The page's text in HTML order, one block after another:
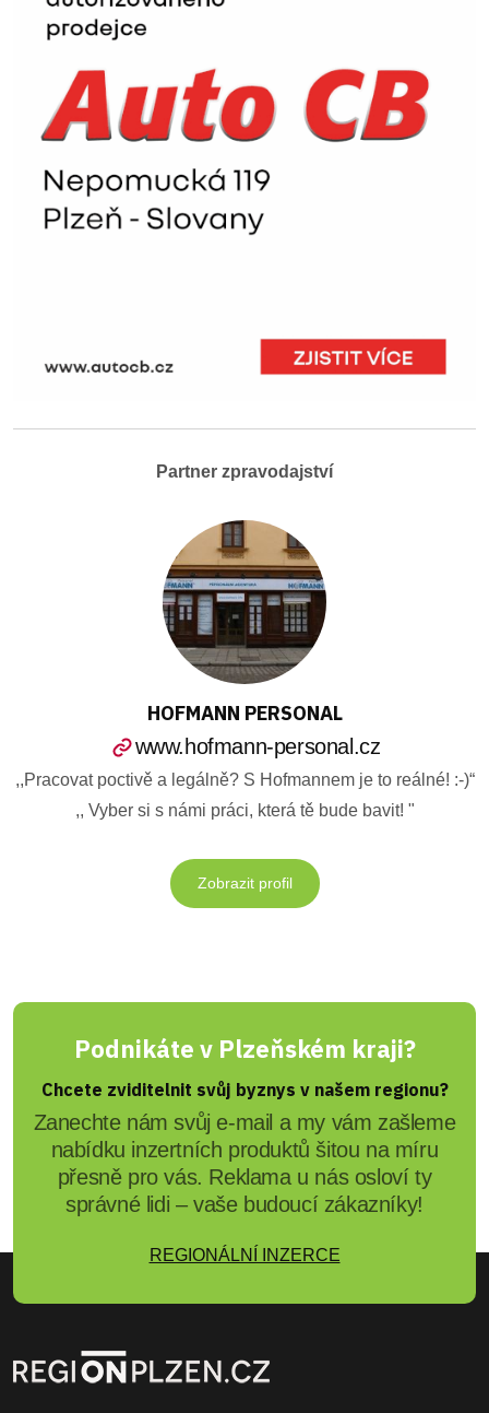
Partner zpravodajství
HOFMANN PERSONAL
www.hofmann-personal.cz
,,Pracovat poctivě a legálně? S Hofmannem je to reálné! :-)“
,, Vyber si s námi práci, která tě bude bavit! "
Zobrazit profil
Podnikáte v Plzeňském kraji?
Chcete zviditelnit svůj byznys v našem regionu?
Zanechte nám svůj e-mail a my vám zašleme
nabídku inzertních produktů šitou na míru
přesně pro vás. Reklama u nás osloví ty
správné lidi – vaše budoucí zákazníky!
REGIONÁLNÍ INZERCE